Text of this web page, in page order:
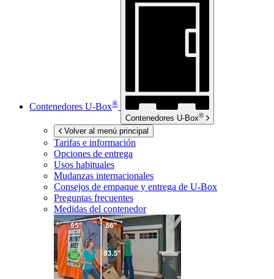
Contenedores U-Box®
Contenedores U-Box®
Volver al menú principal
Tarifas e información
Opciones de entrega
Usos habituales
Mudanzas internacionales
Consejos de empaque y entrega de U-Box
Preguntas frecuentes
Medidas del contenedor